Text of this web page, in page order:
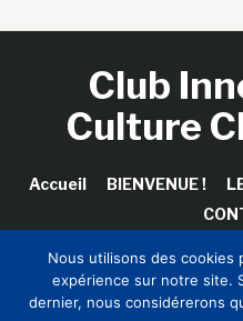
Club
Culture
Accueil BIENVENUE !
Copyright © 2026 Club
Nous utilisons des cookies
expérience sur notre site.
dernier, nous considérerons